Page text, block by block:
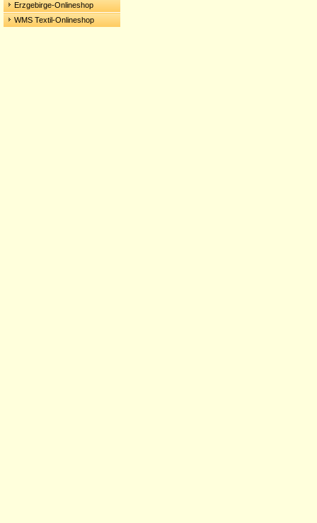
Erzgebirge-Onlineshop
WMS Textil-Onlineshop